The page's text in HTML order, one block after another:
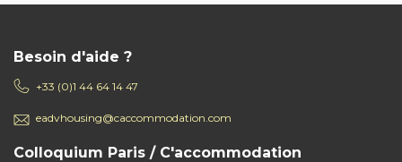
Besoin d'aide ?
+33 (0)1 44 64 14 47
eadvhousing@caccommodation.com
Colloquium Paris / C'accommodation